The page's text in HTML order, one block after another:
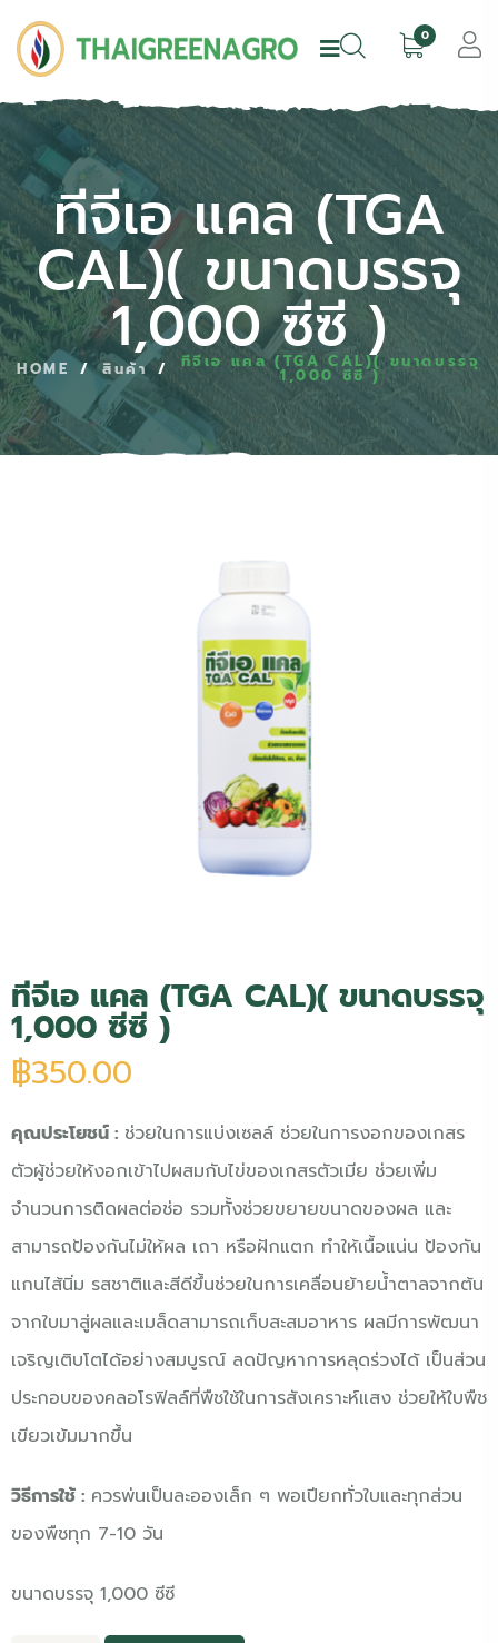
0
ทีจีเอ แคล (TGA
CAL)( ขนาดบรรจุ
1,000 ซีซี )
HOME / สินค้า / ทีจีเอ แคล (TGA CAL)( ขนาดบรรจุ
1,000 ซีซี )
ทีจีเอ แคล (TGA CAL)( ขนาดบรรจุ
1,000 ซีซี )
฿350.00
คุณประโยชน์ : ช่วยในการแบ่งเซลล์ ช่วยในการงอกของเกสร
ตัวผู้ช่วยให้งอกเข้าไปผสมกับไข่ของเกสรตัวเมีย ช่วยเพิ่ม
จำนวนการติดผลต่อช่อ รวมทั้งช่วยขยายขนาดของผล และ
สามารถป้องกันไม่ให้ผล เถา หรือฝักแตก ทำให้เนื้อแน่น ป้องกัน
แกนไส้นิ่ม รสชาติและสีดีขึ้นช่วยในการเคลื่อนย้ายน้ำตาลจากต้น
จากใบมาสู่ผลและเมล็ดสามารถเก็บสะสมอาหาร ผลมีการพัฒนา
เจริญเติบโตได้อย่างสมบูรณ์ ลดปัญหาการหลุดร่วงได้ เป็นส่วน
ประกอบของคลอโรฟิลล์ที่พืชใช้ในการสังเคราะห์แสง ช่วยให้ใบพืช
เขียวเข้มมากขึ้น
วิธีการใช้ : ควรพ่นเป็นละอองเล็ก ๆ พอเปียกทั่วใบและทุกส่วน
ของพืชทุก 7-10 วัน
ขนาดบรรจุ 1,000 ซีซี